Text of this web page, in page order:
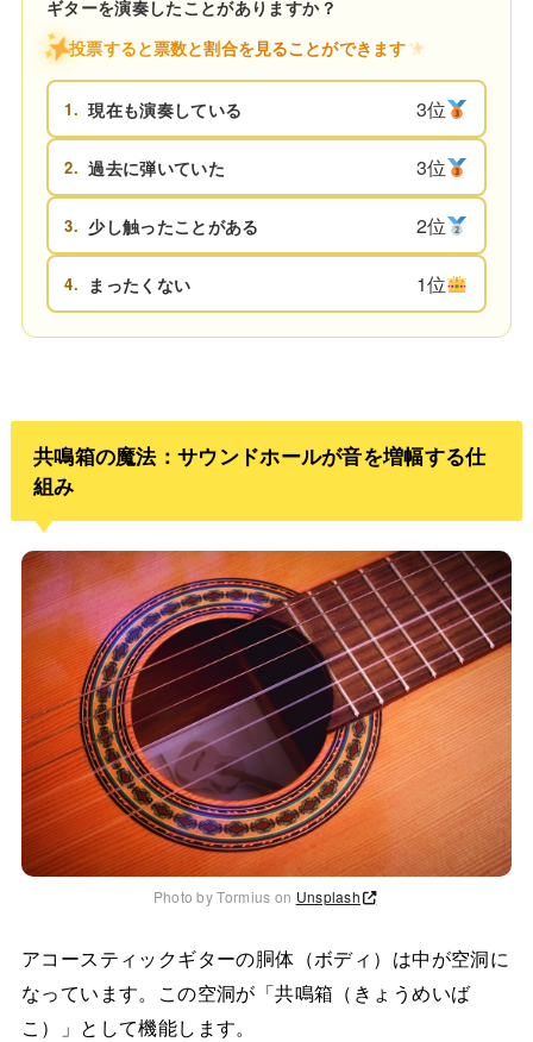
ギターを演奏したことがありますか？
投票すると票数と割合を見ることができます
1. 現在も演奏している 3位
2. 過去に弾いていた 3位
3. 少し触ったことがある 2位
4. まったくない 1位
共鳴箱の魔法：サウンドホールが音を増幅する仕
組み
Photo by Tormius on Unsplash
アコースティックギターの胴体（ボディ）は中が空洞に
なっています。この空洞が「共鳴箱（きょうめいば
こ）」として機能します。